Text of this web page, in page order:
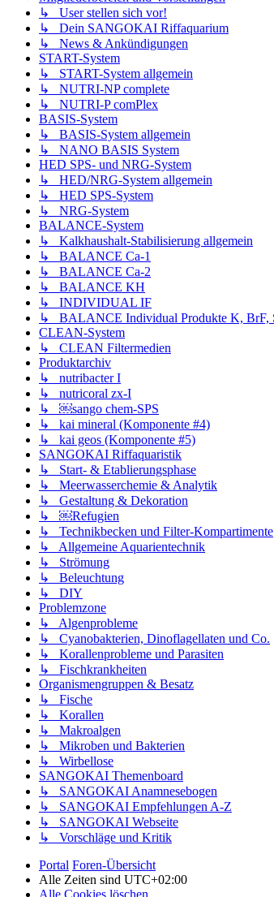
↳ User stellen sich vor!
↳ Dein SANGOKAI Riffaquarium
↳ News & Ankündigungen
START-System
↳ START-System allgemein
↳ NUTRI-NP complete
↳ NUTRI-P comPlex
BASIS-System
↳ BASIS-System allgemein
↳ NANO BASIS System
HED SPS- und NRG-System
↳ HED/NRG-System allgemein
↳ HED SPS-System
↳ NRG-System
BALANCE-System
↳ Kalkhaushalt-Stabilisierung allgemein
↳ BALANCE Ca-1
↳ BALANCE Ca-2
↳ BALANCE KH
↳ INDIVIDUAL IF
↳ BALANCE Individual Produkte K, BrF,
CLEAN-System
↳ CLEAN Filtermedien
Produktarchiv
↳ nutribacter I
↳ nutricoral zx-I
↳ ￼sango chem-SPS
↳ kai mineral (Komponente #4)
↳ kai geos (Komponente #5)
SANGOKAI Riffaquaristik
↳ Start- & Etablierungsphase
↳ Meerwasserchemie & Analytik
↳ Gestaltung & Dekoration
↳ ￼Refugien
↳ Technikbecken und Filter-Kompartimente
↳ Allgemeine Aquarientechnik
↳ Strömung
↳ Beleuchtung
↳ DIY
Problemzone
↳ Algenprobleme
↳ Cyanobakterien, Dinoflagellaten und Co.
↳ Korallenprobleme und Parasiten
↳ Fischkrankheiten
Organismengruppen & Besatz
↳ Fische
↳ Korallen
↳ Makroalgen
↳ Mikroben und Bakterien
↳ Wirbellose
SANGOKAI Themenboard
↳ SANGOKAI Anamnesebogen
↳ SANGOKAI Empfehlungen A-Z
↳ SANGOKAI Webseite
↳ Vorschläge und Kritik
Portal Foren-Übersicht
Alle Zeiten sind UTC+02:00